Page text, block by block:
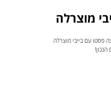
מוצרלה
פסטו עם בייבי מוצרלה